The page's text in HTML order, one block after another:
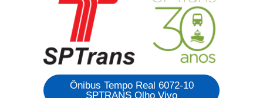
Ônibus Tempo Real 6072-10
SPTRANS Olho Vivo